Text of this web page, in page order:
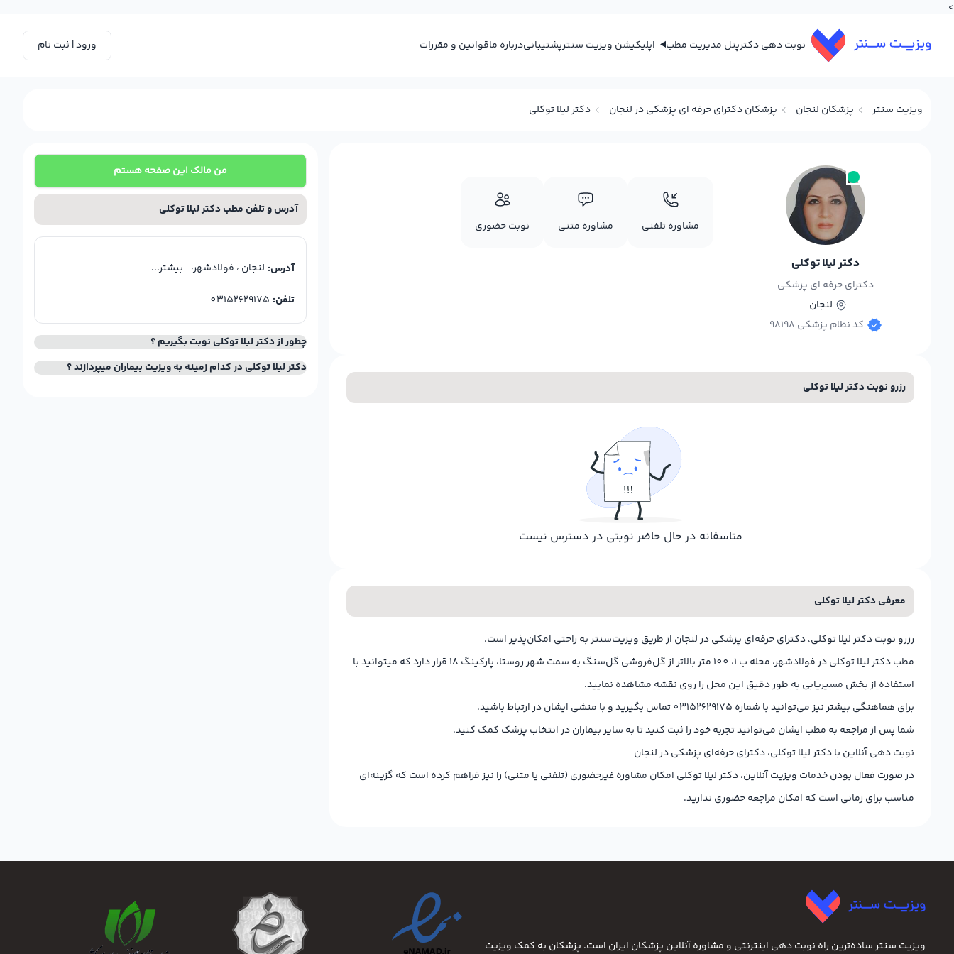
>
نوبت دهی دکترپنل مدیریت مطب اپلیکیشن ویزیت سنترپشتیبانیدرباره ماقوانین و مقررات ورود | ثبت نام
ویزیت سنتر پزشکان لنجان پزشکان دکترای حرفه ای پزشکی در لنجان دکتر لیلا توکلی
دکتر لیلا توکلی
دکترای حرفه ای پزشکی
لنجان
کد نظام پزشکی 98198
مشاوره تلفنی مشاوره متنی نوبت حضوری
رزرو نوبت دکتر لیلا توکلی
متاسفانه در حال حاضر نوبتی در دسترس نیست
معرفی دکتر لیلا توکلی
رزرو نوبت دکتر لیلا توکلی، دکترای حرفه‌ای پزشکی در لنجان از طریق ویزیت‌سنتر به راحتی امکان‌پذیر است.
مطب دکتر لیلا توکلی در فولادشهر، محله ب 1، 100 متر بالاتر از گل‌فروشی گل‌سنگ به سمت شهر روستا، پارکینگ 18 قرار دارد که میتوانید با
استفاده از بخش مسیریابی به طور دقیق این محل را روی نقشه مشاهده نمایید.
برای هماهنگی بیشتر نیز می‌توانید با شماره 03152629175 تماس بگیرید و با منشی ایشان در ارتباط باشید.
شما پس از مراجعه به مطب ایشان می‌توانید تجربه خود را ثبت کنید تا به سایر بیماران در انتخاب پزشک کمک کنید.
نوبت دهی آنلاین با دکتر لیلا توکلی، دکترای حرفه‌ای پزشکی در لنجان
در صورت فعال بودن خدمات ویزیت آنلاین، دکتر لیلا توکلی امکان مشاوره غیرحضوری (تلفنی یا متنی) را نیز فراهم کرده است که گزینه‌ای
مناسب برای زمانی است که امکان مراجعه حضوری ندارید.
من مالک این صفحه هستم
آدرس و تلفن مطب دکتر لیلا توکلی
آدرس: لنجان ، فولادشهر، بیشتر...
تلفن: 03152629175
چطور از دکتر لیلا توکلی نوبت بگیریم ؟
دکتر لیلا توکلی در کدام زمینه به ویزیت بیماران میپردازند ؟
ویزیت سنتر ساده‌ترین راه نوبت‌ دهی اینترنتی و مشاوره آنلاین پزشکان ایران است. پزشکان به کمک ویزیت